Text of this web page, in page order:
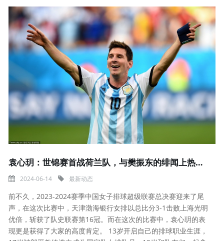
袁心玥：世锦赛首战荷兰队，与樊振东的绯闻上热搜，28岁仍还单身
2024-06-14 最新动态
前不久，2023-2024赛季中国女子排球超级联赛总决赛迎来了尾
声，在这次比赛中，天津渤海银行女排以总比分3-1击败上海光明
优倍，斩获了队史联赛第16冠。而在这次的比赛中，袁心玥的表
现更是获得了大家的高度肯定。 13岁开启自己的排球职业生涯，